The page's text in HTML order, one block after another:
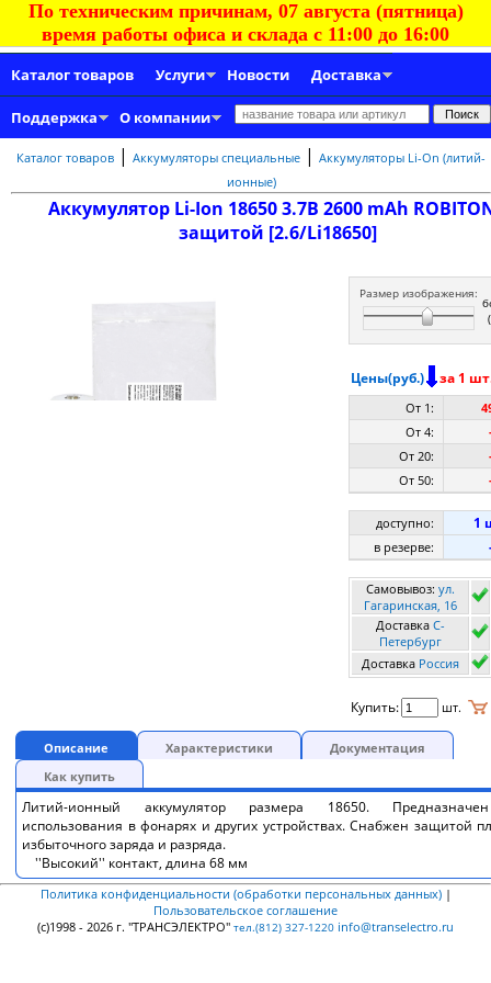
По техническим причинам, 07 августа (пятница)
время работы офиса и склада с 11:00 до 16:00
Каталог товаров Услуги Новости Доставка
Поддержка О компании
Каталог товаров | Аккумуляторы специальные | Аккумуляторы Li-On (литий-
ионные)
Аккумулятор Li-Ion 18650 3.7В 2600 mAh
защитой [2.6/Li18650]
Размер изображения:
Цены(руб.) за 1
От 1:
От 4:
От 20:
От 50:
доступно: 1
в резерве:
Самовывоз: ул.
Гагаринская, 16
Доставка C-
Петербург
Доставка Россия
Купить: шт.
Описание Характеристики
Документация
Как купить
Литий-ионный аккумулятор размера 18650.
использования в фонарях и других устройствах. Снабжен защитой
избыточного заряда и разряда.
''Высокий'' контакт, длина 68 мм
Политика конфиденциальности (обработки персональных данных) |
Пользовательское соглашение
(c)1998 - 2026 г. "ТРАНСЭЛЕКТРО" тел.(812) 327-1220 info@transelectro.ru